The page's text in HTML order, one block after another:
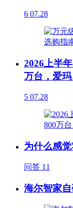
6 07.28
2026上半
万台，爱
5 07.28
为什么感
问答 11
海尔智家